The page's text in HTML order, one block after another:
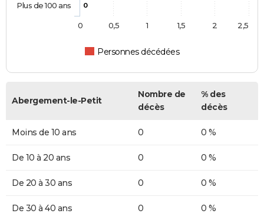
0
Personnes décédées
Plus de 100 ans
0 0,5 1 1,5 2 2,5
Abergement-le-Petit
Nombre de
décès
% des
décès
Moins de 10 ans 0 0 %
De 10 à 20 ans 0 0 %
De 20 à 30 ans 0 0 %
De 30 à 40 ans 0 0 %